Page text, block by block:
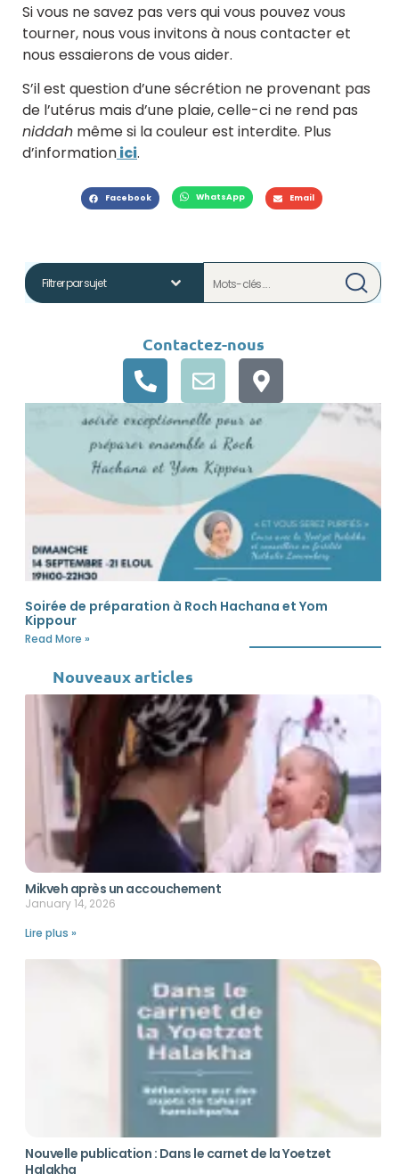
Si vous ne savez pas vers qui vous pouvez vous
tourner, nous vous invitons à nous contacter et
nous essaierons de vous aider.
S’il est question d’une sécrétion ne provenant pas
de l’utérus mais d’une plaie, celle-ci ne rend pas
niddah même si la couleur est interdite. Plus
d’informationici.
Facebook WhatsApp Email
Contactez-nous
Soirée de préparation à Roch Hachana et Yom
Kippour
Read More »
Nouveaux articles
Mikveh après un accouchement
January 14, 2026
Lire plus »
Nouvelle publication : Dans le carnet de la Yoetzet
Halakha